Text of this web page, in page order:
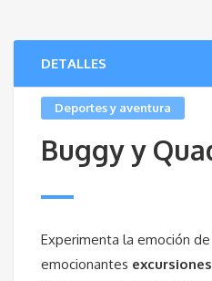
DETALLES
Deportes y aventura
Buggy y
Experimenta la emoción
emocionantes